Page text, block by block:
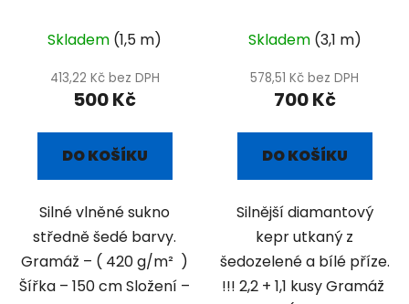
Skladem (1,5 m)
413,22 Kč bez DPH
500 Kč
DO KOŠÍKU
Silné vlněné sukno
středně šedé barvy.
Gramáž – ( 420 g/m² )
Šířka – 150 cm Složení –
diamant
Skladem (3,1 m)
578,51 Kč bez DPH
700 Kč
DO KOŠÍKU
Silnější diamantový
kepr utkaný z
šedozelené a bílé příze.
!!! 2,2 + 1,1 kusy Gramáž